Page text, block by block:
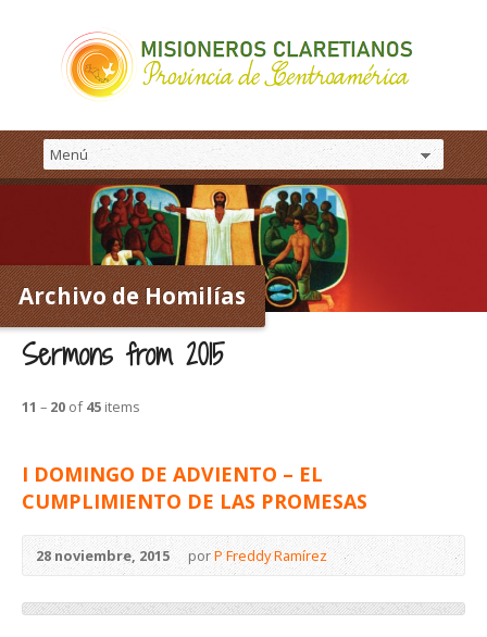
Archivo de Homilías
Sermons from 2015
11 – 20 of45 items
I DOMINGO DE ADVIENTO – EL
CUMPLIMIENTO DE LAS PROMESAS
28 noviembre, 2015 porP Freddy Ramírez